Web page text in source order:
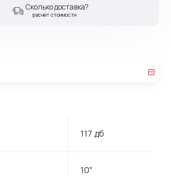
Сколько доставка?
расчет стоимости
117 дб
10"